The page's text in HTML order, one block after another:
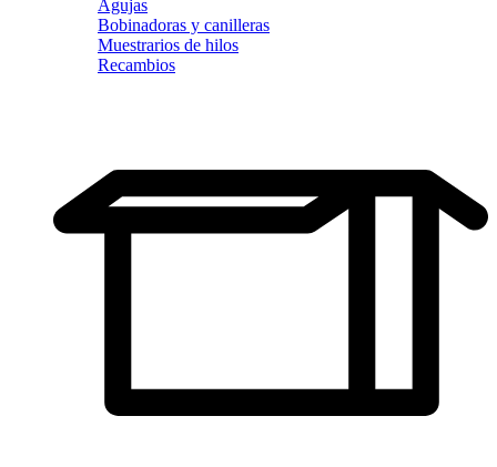
Agujas
Bobinadoras y canilleras
Muestrarios de hilos
Recambios